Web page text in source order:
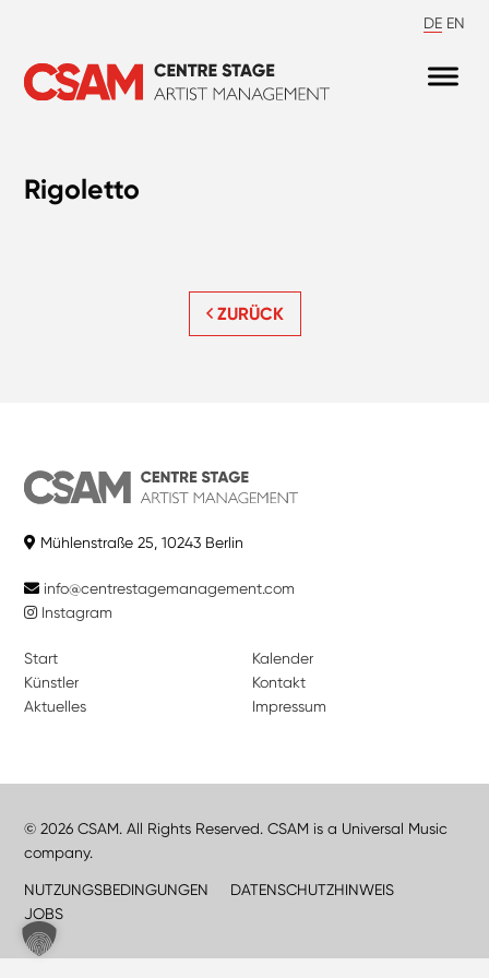
DE EN
Rigoletto
ZURÜCK
Mühlenstraße 25, 10243 Berlin
info@centrestagemanagement.com
Instagram
Start
Künstler
Aktuelles
Kalender
Kontakt
Impressum
© 2026 CSAM. All Rights Reserved. CSAM is a Universal Music
company.
NUTZUNGSBEDINGUNGEN
DATENSCHUTZHINWEIS
JOBS